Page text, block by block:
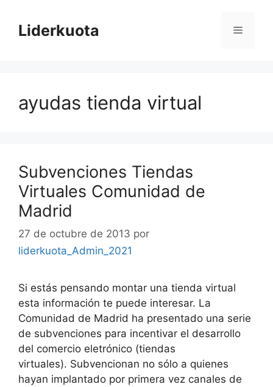
contenido
Liderkuota Menú
ayudas tienda virtual
Subvenciones Tiendas
Virtuales Comunidad de
Madrid
27 de octubre de 2013 por
liderkuota_Admin_2021
Si estás pensando montar una tienda virtual
esta información te puede interesar. La
Comunidad de Madrid ha presentado una serie
de subvenciones para incentivar el desarrollo
del comercio eletrónico (tiendas
virtuales). Subvencionan no sólo a quienes
hayan implantado por primera vez canales de